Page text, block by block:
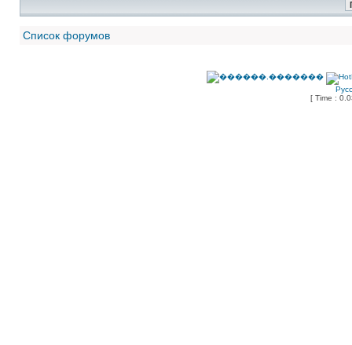
Список форумов
[ Time :